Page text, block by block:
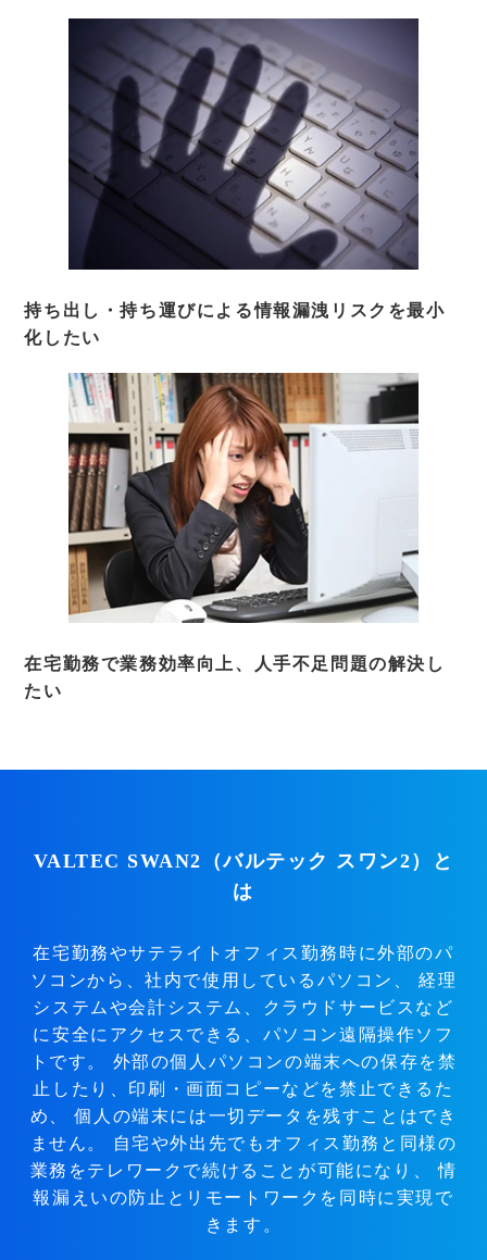
持ち出し・持ち運びによる情報漏洩リスクを最小
化したい
在宅勤務で業務効率向上、人手不足問題の解決し
たい
VALTEC SWAN2（バルテック スワン2）と
は
在宅勤務やサテライトオフィス勤務時に外部のパ
ソコンから、社内で使用しているパソコン、
経理
システムや会計システム、クラウドサービスなど
に安全にアクセスできる、パソコン遠隔操作ソフ
トです。 外部の個人パソコンの端末への保存を禁
止したり、印刷・画面コピーなどを禁止できるた
め、
個人の端末には一切データを残すことはでき
ません。
自宅や外出先でもオフィス勤務と同様の
業務をテレワークで続けることが可能になり、
情
報漏えいの防止とリモートワークを同時に実現で
きます。